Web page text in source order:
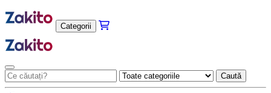
Categorii
Caută